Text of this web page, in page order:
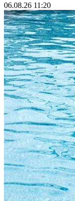
06.08.26 11:20